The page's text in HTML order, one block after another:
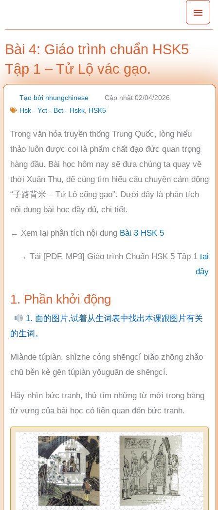
dung
Bài 4: Giáo trình chuẩn HSK5
Tập 1 – Tử Lộ vác gạo.
Tạo bởi nhungchinese
Cập nhật 02/04/2026
Hsk - Yct - Bct - Hskk, HSK5
Trong văn hóa truyền thống Trung Quốc, lòng hiếu
thảo luôn được coi là phẩm chất đạo đức quan trọng
hàng đầu. Bài học hôm nay sẽ đưa chúng ta quay về
thời Xuân Thu, để cùng tìm hiểu câu chuyện cảm động
“子路背米 – Tử Lộ cõng gạo”. Dưới đây là phân tích
nội dung bài học đầy đủ, chi tiết.
← Xem lại phân tích nội dung Bài 3 HSK 5
→ Tải [PDF, MP3] Giáo trình Chuẩn HSK 5 Tập 1 tại
đây
1. Phần khởi động
1. 面的图片,试着从生词表中找出本课跟图片有关
的生词。
Miànde túpiàn, shìzhe cóng shēngcí biǎo zhōng zhǎo
chū běn kè gēn túpiàn yǒuguān de shēngcí.
Hãy nhìn bức tranh, thử tìm những từ mới trong bảng
từ vựng của bài học có liên quan đến bức tranh.